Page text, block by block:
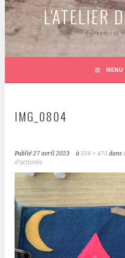
L'ATELIER
COUTURE &
MENU
IMG_0804
Publié27 avril 2023 à356 × 475 dans
d’activités